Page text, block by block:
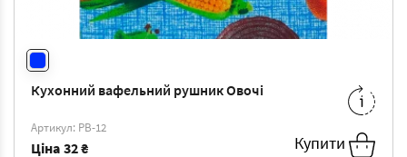
Щільність: 470 г/м2
Кухонний вафельний рушник Овочі
Артикул: РВ-12
Ціна 32 ₴ Купити
35*70 40 ₴